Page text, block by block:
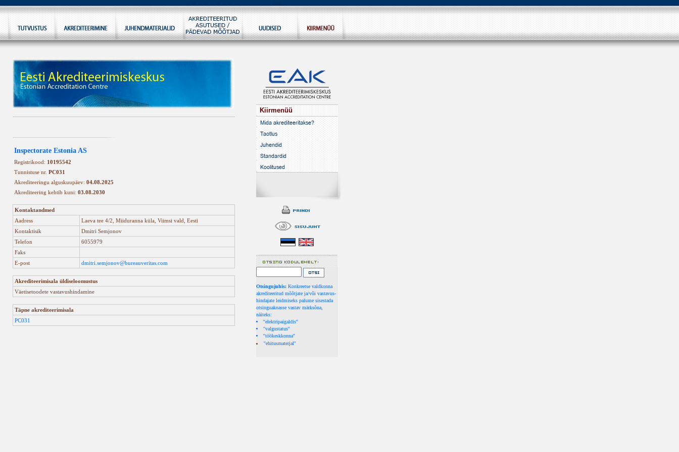
Inspectorate Estonia AS
Registrikood: 10195542
Tunnistuse nr. PC031
Akrediteeringu alguskuupäev: 04.08.2025
Akrediteering kehtib kuni: 03.08.2030
Kontaktandmed
Aadress
Laeva tee 4/2, Miiduranna küla, Viimsi vald, Eesti
Kontaktisik
Dmitri Semjonov
Telefon
6055979
Faks
E-post
dmitri.semjonov@bureauveritas.com
Akrediteerimisala üldiseloomustus
Väetisetoodete vastavushindamine
Täpne akrediteerimisala
PC031
Kiirmenüü
Otsingujuhis: Konkreetse valdkonna
akrediteeritud mõõtjate ja/või vastavus-
hindajate leidmiseks palume sisestada
otsinguaknasse vastav märksõna,
näiteks:
''elektripaigaldis''
''valgustatus''
''töökeskkonna''
''ehitusmaterjal''